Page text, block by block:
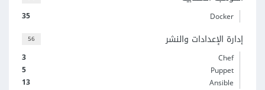
35 Docker
56 إدارة الإعدادات والنشر
3
Chef
5
Puppet
13
Ansible